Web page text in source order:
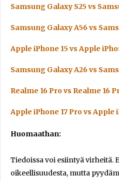
Samsung Galaxy S25 vs
Samsung Galaxy A56 vs
Apple iPhone 15 vs Apple
Samsung Galaxy A26 vs
Realme 16 Pro vs Realme 16
Apple iPhone 17 Pro vs Apple
Huomaathan:
Tiedoissa voi esiintyä virheitä.
oikeellisuudesta, mutta